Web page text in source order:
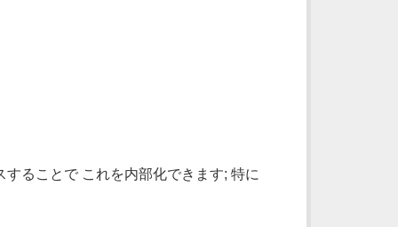
ることで これを内部化できます; 特に